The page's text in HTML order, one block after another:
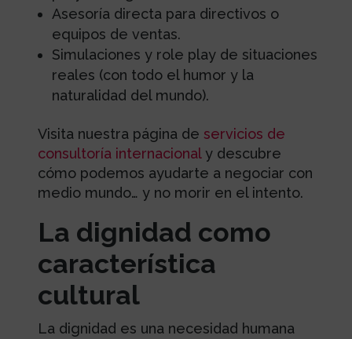
Asesoría directa para directivos o
equipos de ventas.
Simulaciones y role play de situaciones
reales (con todo el humor y la
naturalidad del mundo).
Visita nuestra página de servicios de
consultoría internacionaly descubre
cómo podemos ayudarte a negociar con
medio mundo… y no morir en el intento.
La dignidad como
característica
cultural
La dignidad es una necesidad humana